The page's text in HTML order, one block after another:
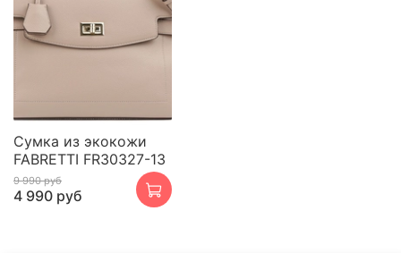
Сумка из экокожи
FABRETTI FR30327-13
9 990 руб
4 990 руб